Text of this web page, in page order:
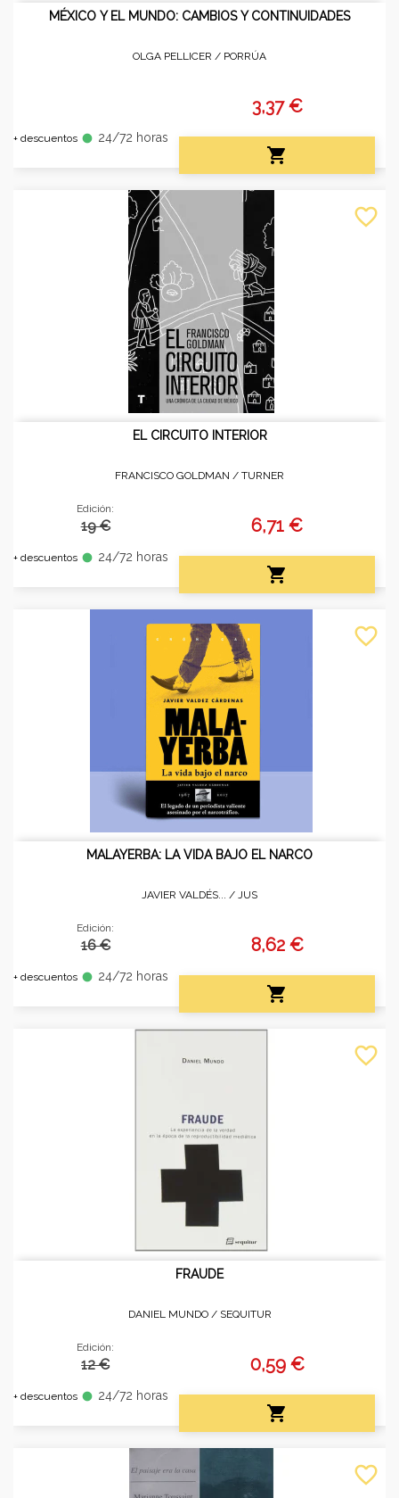
MÉXICO Y EL MUNDO: CAMBIOS Y CONTINUIDADES
OLGA PELLICER / PORRÚA
+ descuentos fiber_manual_record 24/72 horas
3,37 €

EL CIRCUITO INTERIOR
FRANCISCO GOLDMAN / TURNER
Edición:
19 €
+ descuentos fiber_manual_record 24/72 horas
6,71 €

favorite_border
MALAYERBA: LA VIDA BAJO EL NARCO
JAVIER VALDÉS... / JUS
Edición:
16 €
+ descuentos fiber_manual_record 24/72 horas
8,62 €

favorite_border
FRAUDE
DANIEL MUNDO / SEQUITUR
Edición:
12 €
+ descuentos fiber_manual_record 24/72 horas
0,59 €

favorite_border
favorite_border